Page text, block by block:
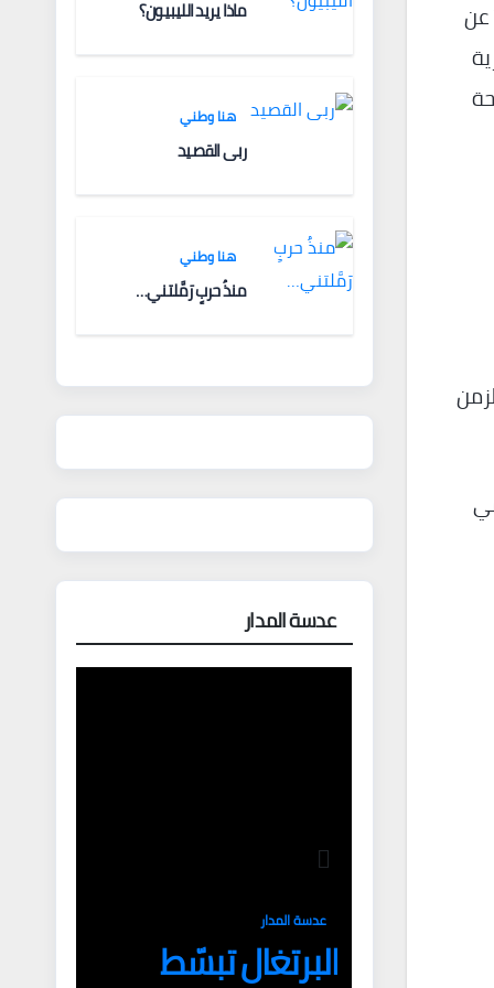
Table Manners عن
ماذا يريد الليبيون؟
هنا وطني
ربى القصيد
هنا وطني
منذُ حربٍ رَمَّلتني…
عدسة المدار
عدسة المدار
البرتغال تبسّط